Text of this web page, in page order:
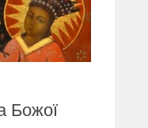
Божої